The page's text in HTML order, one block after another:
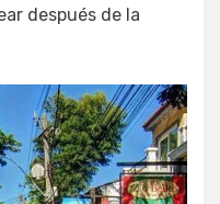
después de la